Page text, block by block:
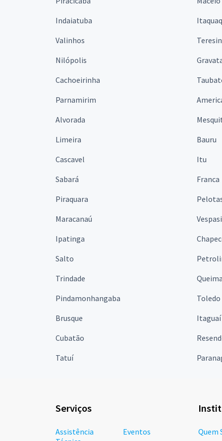
Indaiatuba
Valinhos
Nilópolis
Cachoeirinha
Parnamirim
Alvorada
Limeira
Bauru
Cascavel
Itu
Sabará
Franca
Piraquara
Maracanaú
Ipatinga
Salto
Trindade
Pindamonhangaba
Toledo
Brusque
Itaguaí
Cubatão
Tatuí
Serviços
Assistência
Eventos Quem